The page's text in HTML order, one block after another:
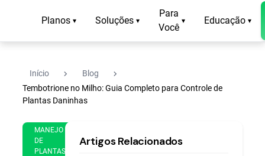
Planos ▾ Soluções ▾
Para
Você
▾ Educação ▾
Início navigate_next Blog navigate_next
Tembotrione no Milho: Guia Completo para Controle de
Plantas Daninhas
MANEJO
DE
PLANTAS
Aug
min
Artigos Relacionados